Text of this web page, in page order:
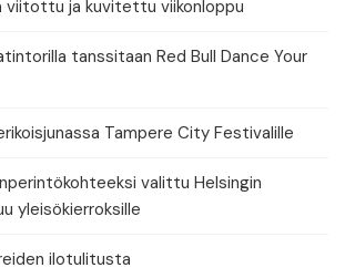
viitottu ja kuvitettu viikonloppu
tanssitaan Red Bull Dance Your
Tampere City Festivalille
valittu Helsingin
yleisökierroksille
ilotulitusta